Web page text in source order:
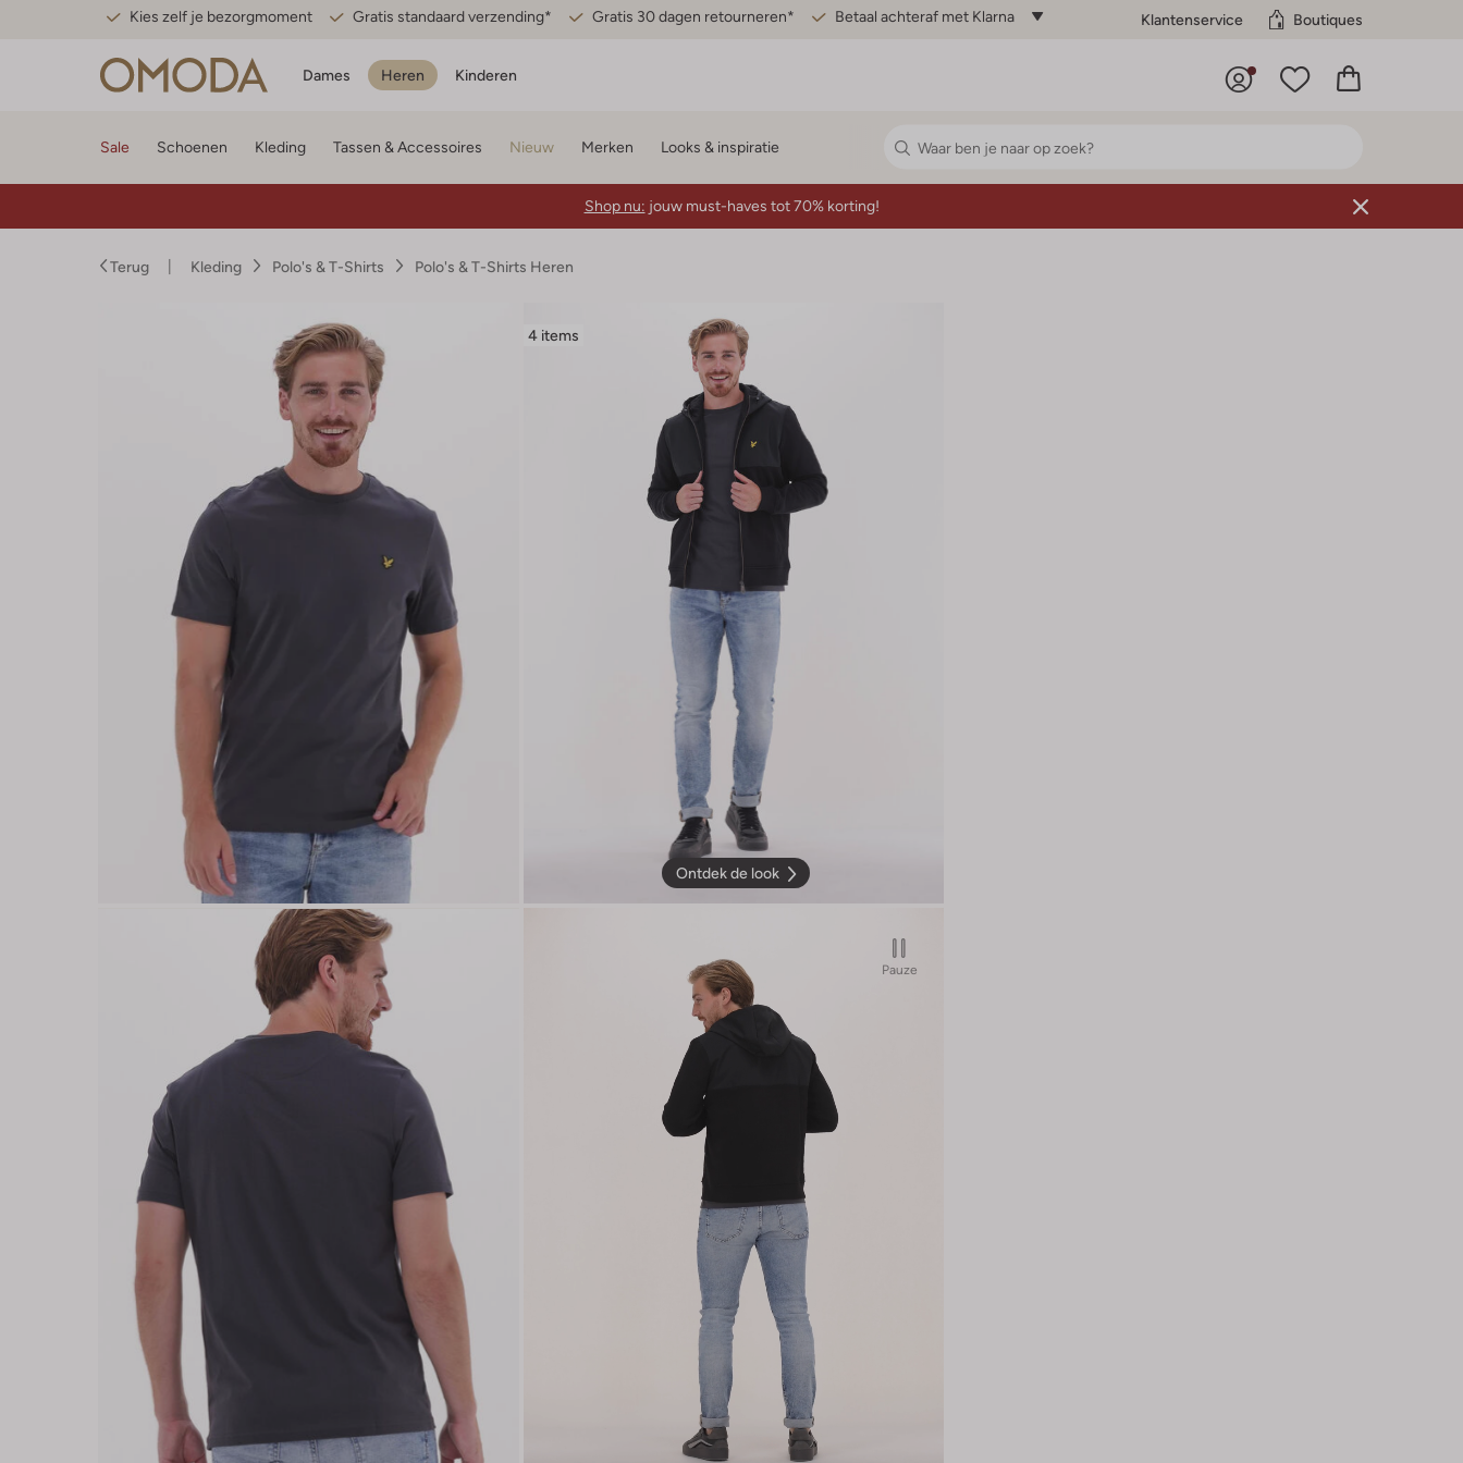
Kies zelf je bezorgmoment Gratis standaard verzending* Gratis 30 dagen retourneren* Betaal achteraf met Klarna Klantenservice Boutiques
Dames Heren Kinderen
Sale Schoenen Kleding Tassen & Accessoires Nieuw Merken Looks & inspiratie
Shop nu: jouw must-haves tot 70% korting!
Terug Kleding Polo's & T-Shirts Polo's & T-Shirts Heren
4 items
Ontdek de look
Pauze